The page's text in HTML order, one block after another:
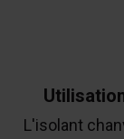
L'isolant